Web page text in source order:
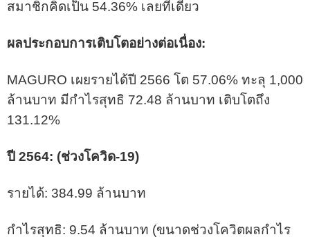
สมาชิกคิดเป็น 54.36% เลยทีเดียว
ผลประกอบการเติบโตอย่างต่อเนื่อง:
MAGURO เผยรายได้ปี 2566 โต 57.06% ทะลุ 1,000
ล้านบาท มีกำไรสุทธิ 72.48 ล้านบาท เติบโตถึง
131.12%
ปี 2564: (ช่วงโควิด-19)
รายได้: 384.99 ล้านบาท
กำไรสุทธิ: 9.54 ล้านบาท (ขนาดช่วงโควิตผลกำไร